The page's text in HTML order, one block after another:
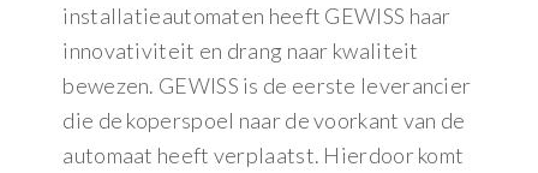
installatieautomaten heeft GEWISS haar
innovativiteit en drang naar kwaliteit
bewezen. GEWISS is de eerste leverancier
die de koperspoel naar de voorkant van de
automaat heeft verplaatst. Hierdoor komt